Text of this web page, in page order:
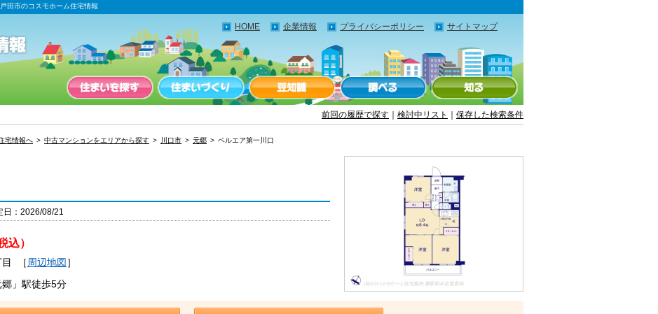
田市のコスモホーム住宅情報
HOME 企業情報 プライバシーポリシー サイトマップ
前回の履歴で探す 検討中リスト 保存した検索条件
宅情報へ 中古マンションをエリアから探す 川口市 元郷 ベルエア第一川口
：2026/08/21
込）
［ 周辺地図］
」駅徒歩5分